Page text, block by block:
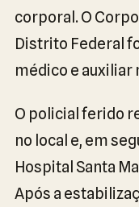
corporal. O
Distrito Federal
médico e auxiliar
O policial ferido
no local e, em
Hospital Santa
Após a